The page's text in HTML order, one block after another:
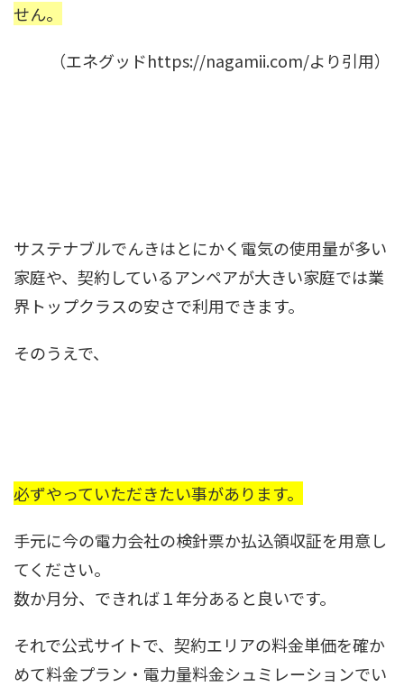
せん。
（エネグッドhttps://nagamii.com/より引用）
サステナブルでんきはとにかく電気の使用量が多い
家庭や、契約しているアンペアが大きい家庭では業
界トップクラスの安さで利用できます。
そのうえで、
必ずやっていただきたい事があります。
手元に今の電力会社の検針票か払込領収証を用意し
てください。
数か月分、できれば１年分あると良いです。
それで公式サイトで、契約エリアの料金単価を確か
めて料金プラン・電力量料金シュミレーションでい